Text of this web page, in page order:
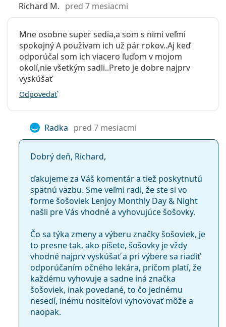
+6.00
+6.00
+6.00
Indikátor rub-líc
Áno
Nie
Nie
Kontaktné šošovky Lenjoy Monthly Day & Night sú
možnou alternatívou za:
Richard M. pred 7 mesiacmi
Mne osobne super sedia,a som s nimi veľmi
spokojný A používam ich už pár rokov..Aj keď
odporúčal som ich viacero ľuďom v mojom
okolí,nie všetkým sadli..Preto je dobre najprv
vyskúšať
Odpovedať
Radka pred 7 mesiacmi
Dobrý deň, Richard,
ďakujeme za Váš komentár a tiež poskytnutú
spätnú väzbu. Sme veľmi radi, že ste si vo
forme šošoviek Lenjoy Monthly Day & Night
našli pre Vás vhodné a vyhovujúce šošovky.
Čo sa týka zmeny a výberu značky šošoviek, je
to presne tak, ako píšete, šošovky je vždy
vhodné najprv vyskúšať a pri výbere sa riadiť
odporúčaním očného lekára, pričom platí, že
každému vyhovuje a sadne iná značka
šošoviek, inak povedané, to čo jednému
nesedí, inému nositeľovi vyhovovať môže a
naopak.